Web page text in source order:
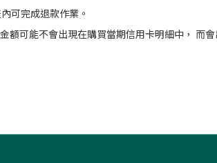
可完成退款作業。
可能不會出現在購買當期信用卡明細中， 而